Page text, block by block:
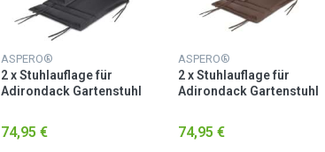
ASPERO®
2 x Stuhlauflage für
Adirondack Gartenstuhl
74,95 €
ASPERO®
2 x Stuhlauflage für
Adirondack Gartenstuhl
74,95 €